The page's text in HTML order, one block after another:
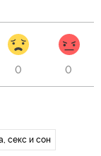
0 0
секс и сон